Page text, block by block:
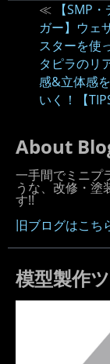
≪
【SMP
ガー】ウェ
スターを使
タピラのリ
感&立体感
いく！【
About
一手間でミニプ
うな、改修・塗
す!!
旧ブログはこち
模型製作